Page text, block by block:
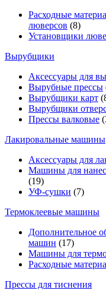
Расходные
люверсов (8)
Установщики
Вырубщики
Аксессуары для
Вырубные прессы
Вырубщики карт
Вырубщики
Прессы валковые
Лакировальные машины
Аксессуары для
Машины для
(19)
УФ-сушки (7)
Термоклеевые машины
Дополнительное
машин (17)
Машины для
Расходные
Прессы для тиснения